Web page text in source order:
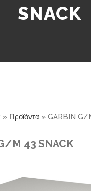
SNACK
» Προϊόντα » GARBIN G/
M 43 SNACK